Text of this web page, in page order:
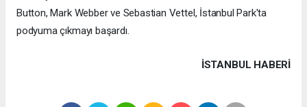
Button, Mark Webber ve Sebastian Vettel, İstanbul Park'ta
podyuma çıkmayı başardı.
İSTANBUL HABERİ